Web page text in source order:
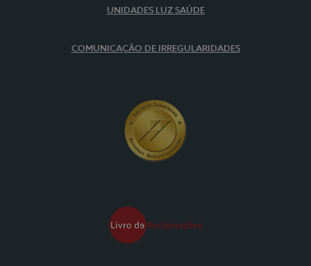
UNIDADES LUZ SAÚDE
COMUNICAÇÃO DE IRREGULARIDADES